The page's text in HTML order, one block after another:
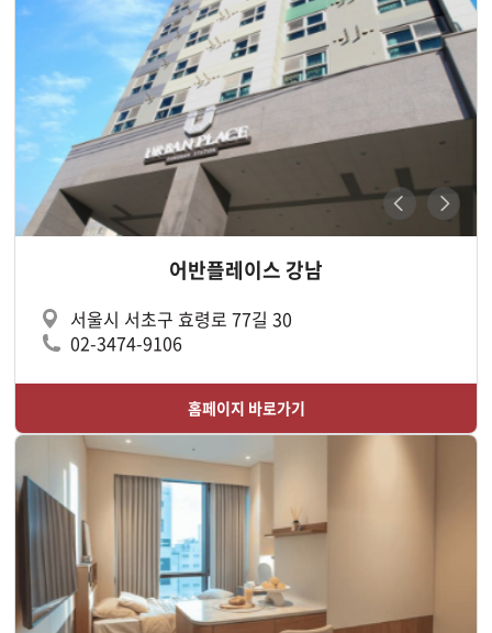
어반플레이스 강남
서울시 서초구 효령로 77길 30
02-3474-9106
홈페이지 바로가기